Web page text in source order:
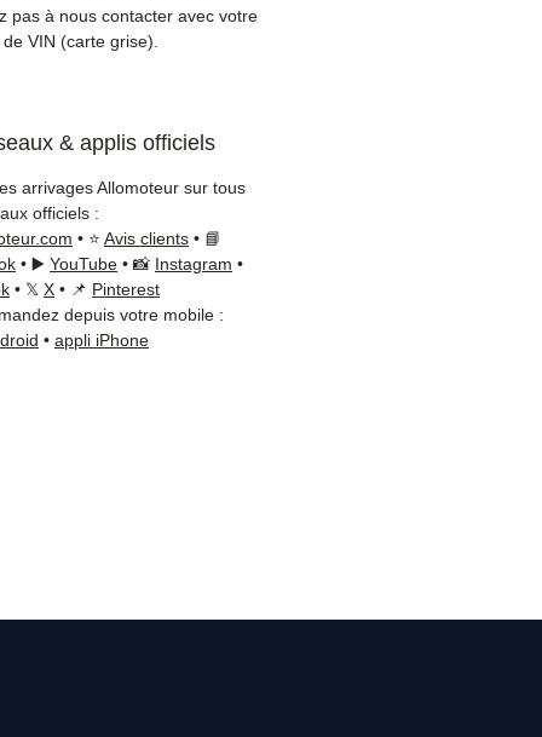
par WhatsApp au+33 6
54pour toute vérification.
sécurisée. Expédition
(Belgique, Suisse,
Italie, Espagne, Pays-
sur devis. Garantie
pièces — montage par
obligatoire.
:📞 +33 6 38 71 66 54
— 📧
pas à nous contacter avec votre
VIN (carte grise).
& applis officiels
arrivages Allomoteur sur tous
officiels :
• ⭐ Avis clients • 📘
• ▶️ YouTube • 📸 Instagram •
• 𝕏 X • 📌 Pinterest
depuis votre mobile :
• appli iPhone